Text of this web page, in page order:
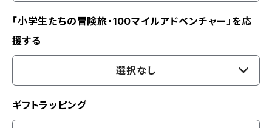
「小学生たちの冒険旅・100マイルアドベンチャー」を応
援する
選択なし
ギフトラッピング